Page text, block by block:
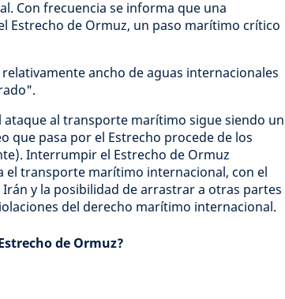
Con frecuencia se informa que una
Estrecho de Ormuz, un paso marítimo crítico
ancho de aguas internacionales
ataque al transporte marítimo sigue siendo un
que pasa por el Estrecho procede de los
Interrumpir el Estrecho de Ormuz
el transporte marítimo internacional, con el
y la posibilidad de arrastrar a otras partes
del derecho marítimo internacional.
de Ormuz?